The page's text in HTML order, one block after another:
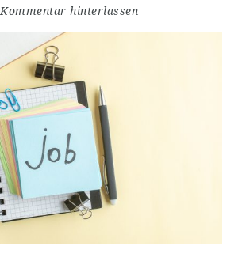
Kommentar hinterlassen